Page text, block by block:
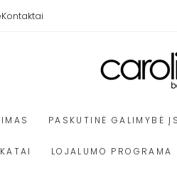
Kontaktai
PASKUTINĖ GALIMYBĖ
LOJALUMO PROGRAMA